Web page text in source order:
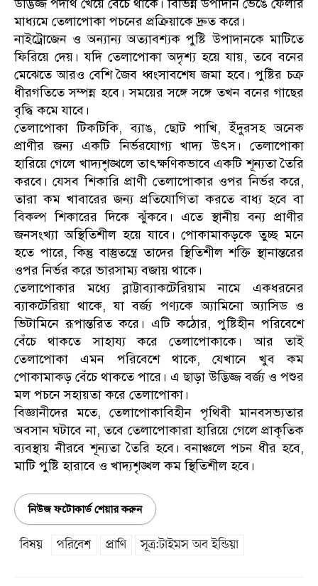
উদ্ভিজ্জ পদার্থ খেয়ে বেঁচে থাকে। বিভিন্ন উপাদান ভেঙে ফেলার
মাধ্যমে তেলাপোকা পচনের প্রক্রিয়াকে দ্রুত করে।
নাইট্রোজেন ও অন্যান্য অত্যাবশ্যক পুষ্টি উপাদানকে মাটিতে
ফিরিয়ে দেয়। যদি তেলাপোকা অদৃশ্য হয়ে যায়, তবে বনের
মেঝেতে আরও বেশি জৈব ধ্বংসাবশেষ জমা হবে। পুষ্টির চক্র
ধীরগতিতে সম্পন্ন হবে। সময়ের সঙ্গে সঙ্গে তখন বনের গাছের
বৃদ্ধি কমে যাবে।
তেলাপোকা টিকটিকি, ব্যাঙ, ছোট পাখি, ইঁদুরসহ অনেক
প্রাণীর জন্য একটি নির্ভরযোগ্য খাদ্য উৎস। তেলাপোকা
হারিয়ে গেলে খাদ্যশৃঙ্খলে তাৎক্ষণিকভাবে একটি শূন্যতা তৈরি
করবে। যেসব শিকারি প্রাণী তেলাপোকার ওপর নির্ভর করে,
তারা কম খাবারের জন্য প্রতিযোগিতা করতে বাধ্য হবে বা
বিকল্প শিকারের দিকে ঝুঁকবে। এতে স্থানীয় বন্য প্রাণীর
জনসংখ্যা অস্থিতিশীল হয়ে যাবে। পোকামাকড়কে তুচ্ছ মনে
হতে পারে, কিন্তু বাস্তুতন্ত্রে তাদের স্থিতিশীল শক্তি স্থানান্তরের
ওপর নির্ভর করে ভারসাম্য বজায় থাকে।
তেলাপোকার মধ্যে ব্লাট্টাব্যাকটেরিয়াম নামে একধরনের
ব্যাকটেরিয়া থাকে, যা বর্জ্য পণ্যকে অ্যামিনো অ্যাসিড ও
ভিটামিনে রূপান্তরিত করে। এটি কঠোর, পুষ্টিহীন পরিবেশে
বেঁচে থাকতে সাহায্য করে তেলাপোকাকে। আর তাই
তেলাপোকা এমন পরিবেশে থাকে, যেখানে খুব কম
পোকামাকড় বেঁচে থাকতে পারে। এ ছাড়া উদ্ভিজ্জ বর্জ্য ও পশুর
মল পচনে সহায়তা করে তেলাপোকা।
বিজ্ঞানীদের মতে, তেলাপোকাবিহীন পৃথিবী মানবসভ্যতার
অবসান ঘটাবে না, তবে তেলাপোকারা হারিয়ে গেলে প্রাকৃতিক
ব্যবস্থায় নীরবে শূন্যতা তৈরি হবে। বনাঞ্চলে পচন ধীর হবে,
মাটি পুষ্টি হারাবে ও খাদ্যশৃঙ্খল কম স্থিতিশীল হবে।
নিউজ ফটোকার্ড শেয়ার করুন
বিষয় পরিবেশ প্রাণি সূত্র:টাইমস অব ইন্ডিয়া